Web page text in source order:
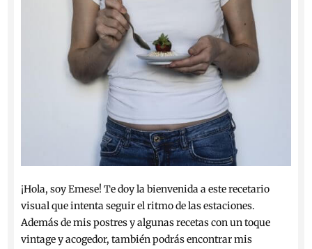
¡Hola, soy Emese! Te doy la bienvenida a este recetario
visual que intenta seguir el ritmo de las estaciones.
Además de mis postres y algunas recetas con un toque
vintage y acogedor, también podrás encontrar mis